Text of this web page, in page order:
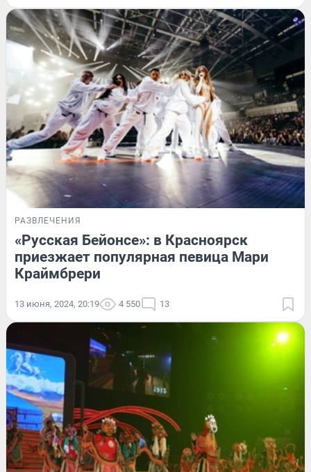
РАЗВЛЕЧЕНИЯ
«Русская Бейонсе»: в Красноярск
приезжает популярная певица Мари
Краймбрери
13 июня, 2024, 20:19 4 550 13